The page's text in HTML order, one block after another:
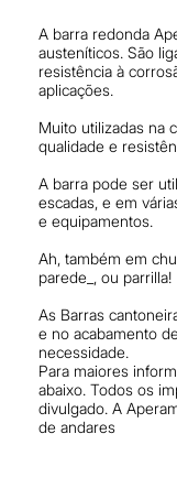
A barra redonda
austeníticos. São
resistência à
aplicações.
Muito utilizadas na
qualidade e
A barra pode ser
escadas, e em
e equipamentos.
Ah, também em
parede_, ou parrilla!
As Barras
e no acabamento
necessidade.
Para maiores
abaixo. Todos os
divulgado. A
de andares